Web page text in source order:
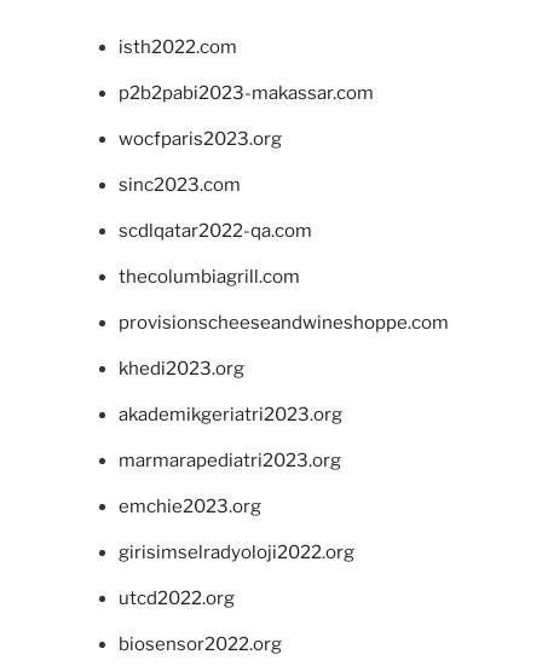
isth2022.com
p2b2pabi2023-makassar.com
wocfparis2023.org
sinc2023.com
scdlqatar2022-qa.com
thecolumbiagrill.com
provisionscheeseandwineshoppe.com
khedi2023.org
akademikgeriatri2023.org
marmarapediatri2023.org
emchie2023.org
girisimselradyoloji2022.org
utcd2022.org
biosensor2022.org